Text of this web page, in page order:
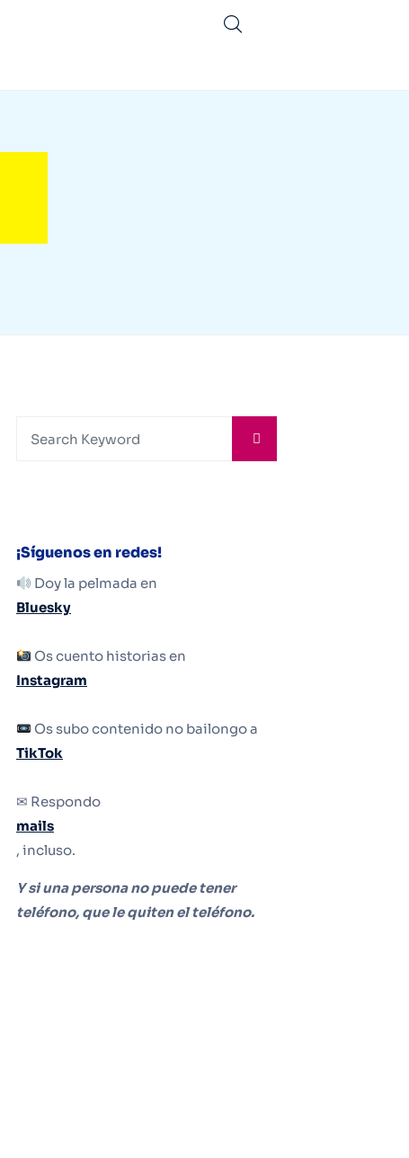
¡Síguenos en redes!
Doy la pelmada en
Bluesky
Os cuento historias en
Instagram
Os subo contenido no bailongo a
TikTok
✉ Respondo
mails
, incluso.
Y si una persona no puede tener
teléfono, que le quiten el teléfono.